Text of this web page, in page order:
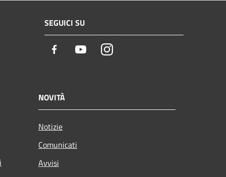
SEGUICI SU
Facebook YoutubeInstagram
NOVITÀ
Notizie
Comunicati
Avvisi